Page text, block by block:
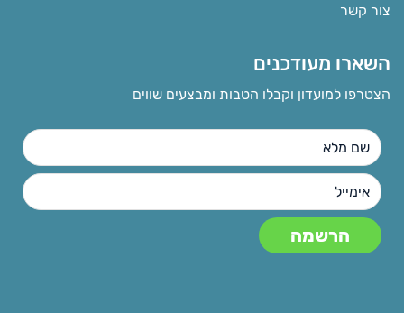
צור קשר
השארו מעודכנים
הצטרפו למועדון וקבלו הטבות ומבצעים שווים